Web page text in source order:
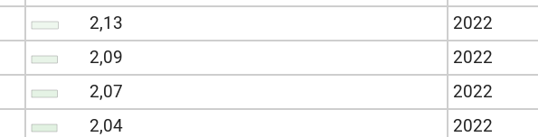
2,13
2022
2,09
2022
2,07
2022
2,04
2022